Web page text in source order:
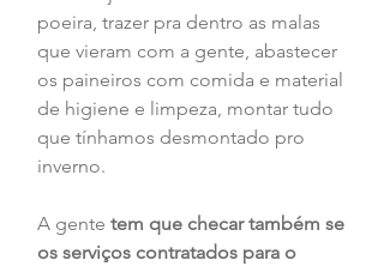
poeira, trazer pra dentro as malas
que vieram com a gente, abastecer
os paineiros com comida e material
de higiene e limpeza, montar tudo
que tínhamos desmontado pro
inverno.
A gente tem que checar também se
os serviços contratados para o